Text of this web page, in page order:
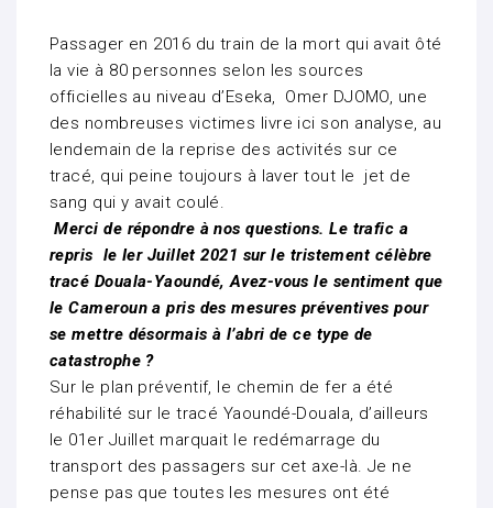
Passager en 2016 du train de la mort qui avait ôté
la vie à 80 personnes selon les sources
officielles au niveau d’Eseka, Omer DJOMO, une
des nombreuses victimes livre ici son analyse, au
lendemain de la reprise des activités sur ce
tracé, qui peine toujours à laver tout le jet de
sang qui y avait coulé.
Merci de répondre à nos questions. Le trafic a
repris le Ier Juillet 2021 sur le tristement célèbre
tracé Douala-Yaoundé, Avez-vous le sentiment que
le Cameroun a pris des mesures préventives pour
se mettre désormais à l’abri de ce type de
catastrophe ?
Sur le plan préventif, le chemin de fer a été
réhabilité sur le tracé Yaoundé-Douala, d’ailleurs
le 01er Juillet marquait le redémarrage du
transport des passagers sur cet axe-là. Je ne
pense pas que toutes les mesures ont été